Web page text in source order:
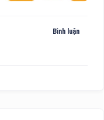
Bình luận